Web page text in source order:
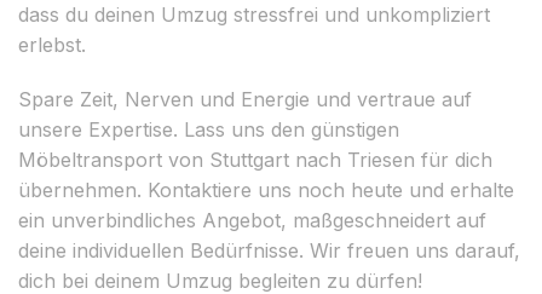
dass du deinen Umzug stressfrei und unkompliziert
erlebst.
Spare Zeit, Nerven und Energie und vertraue auf
unsere Expertise. Lass uns den günstigen
Möbeltransport von Stuttgart nach Triesen für dich
übernehmen. Kontaktiere uns noch heute und erhalte
ein unverbindliches Angebot, maßgeschneidert auf
deine individuellen Bedürfnisse. Wir freuen uns darauf,
dich bei deinem Umzug begleiten zu dürfen!